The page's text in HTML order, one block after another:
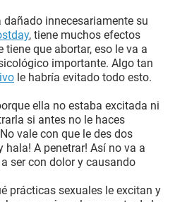
innecesariamente su
, tiene muchos efectos
que abortar, eso le va a
importante. Algo tan
le habría evitado todo esto.
ella no estaba excitada ni
si antes no le haces
vale con que le des dos
hala! A penetrar! Así no va a
ser con dolor y causando
prácticas sexuales le excitan y